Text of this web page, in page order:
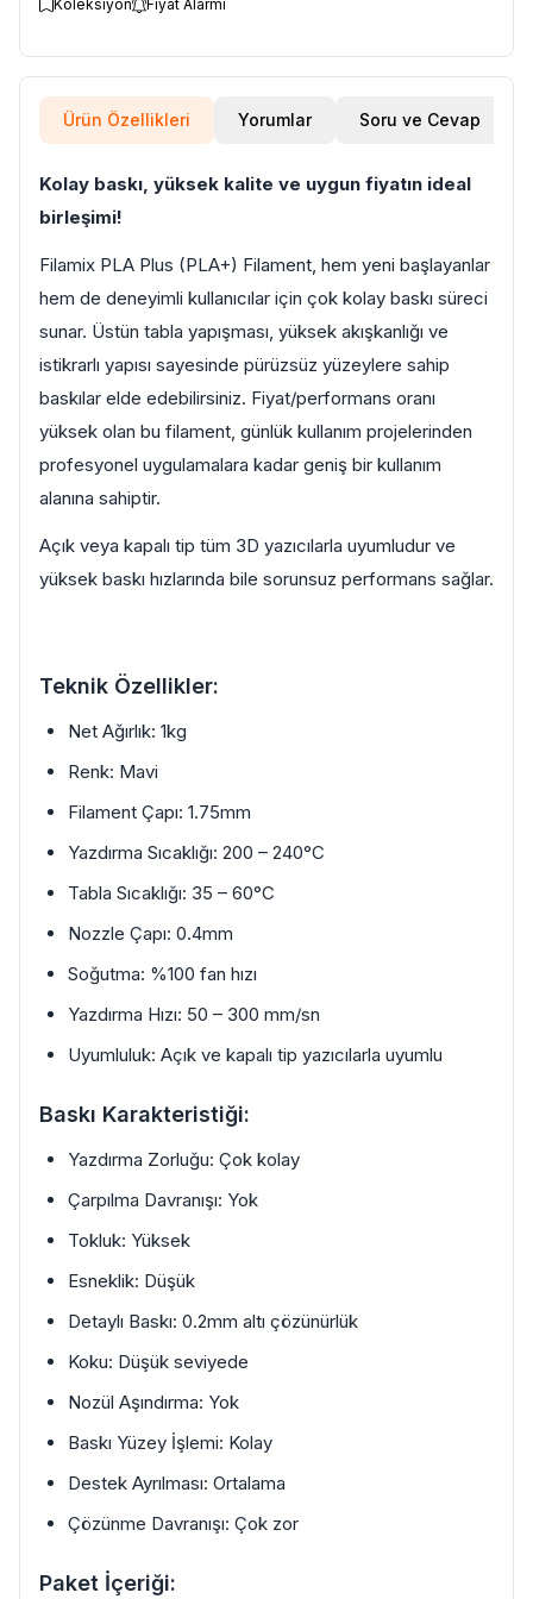
Koleksiyon Fiyat Alarmı
Ürün Özellikleri Yorumlar Soru ve Cevap
Kolay baskı, yüksek kalite ve uygun fiyatın ideal
birleşimi!
Filamix PLA Plus (PLA+) Filament, hem yeni başlayanlar
hem de deneyimli kullanıcılar için çok kolay baskı süreci
sunar. Üstün tabla yapışması, yüksek akışkanlığı ve
istikrarlı yapısı sayesinde pürüzsüz yüzeylere sahip
baskılar elde edebilirsiniz. Fiyat/performans oranı
yüksek olan bu filament, günlük kullanım projelerinden
profesyonel uygulamalara kadar geniş bir kullanım
alanına sahiptir.
Açık veya kapalı tip tüm 3D yazıcılarla uyumludur ve
yüksek baskı hızlarında bile sorunsuz performans sağlar.
Teknik Özellikler:
Net Ağırlık: 1kg
Renk: Mavi
Filament Çapı: 1.75mm
Yazdırma Sıcaklığı: 200 – 240°C
Tabla Sıcaklığı: 35 – 60°C
Nozzle Çapı: 0.4mm
Soğutma: %100 fan hızı
Yazdırma Hızı: 50 – 300 mm/sn
Uyumluluk: Açık ve kapalı tip yazıcılarla uyumlu
Baskı Karakteristiği:
Yazdırma Zorluğu: Çok kolay
Çarpılma Davranışı: Yok
Tokluk: Yüksek
Esneklik: Düşük
Detaylı Baskı: 0.2mm altı çözünürlük
Koku: Düşük seviyede
Nozül Aşındırma: Yok
Baskı Yüzey İşlemi: Kolay
Destek Ayrılması: Ortalama
Çözünme Davranışı: Çok zor
Paket İçeriği: